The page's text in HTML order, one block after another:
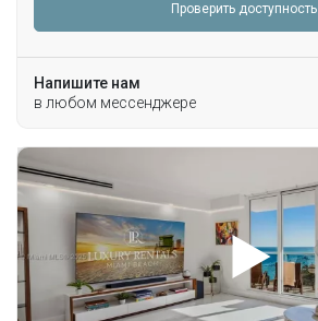
Проверить доступность
Напишите нам
в любом мессенджере